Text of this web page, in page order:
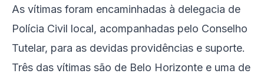
As vítimas foram encaminhadas à delegacia de
Polícia Civil local, acompanhadas pelo Conselho
Tutelar, para as devidas providências e suporte.
Três das vítimas são de Belo Horizonte e uma de